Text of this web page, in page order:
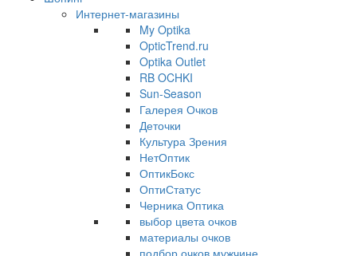
Интернет-магазины
My Optika
OpticTrend.ru
Optika Outlet
RB OCHKI
Sun-Season
Галерея Очков
Деточки
Культура Зрения
НетОптик
ОптикБокс
ОптиСтатус
Черника Оптика
выбор цвета очков
материалы очков